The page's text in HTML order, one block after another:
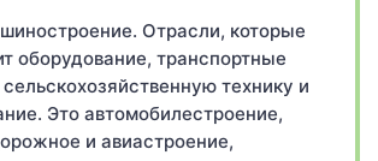
Отрасли, которые
оборудование, транспортные
технику и
Это автомобилестроение,
и авиастроение,